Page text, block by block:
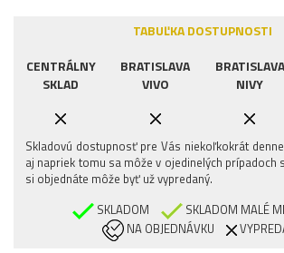
TABUĽKA DOSTUPNOSTI
CENTRÁLNY
SKLAD
BRATISLAVA
VIVO
BRATISLAVA
NIVY
Skladovú dostupnosť pre Vás niekoľkokrát
aj napriek tomu sa môže v ojedinelých prípadoch
si objednáte môže byť už vypredaný.
SKLADOM
SKLADOM MALÉ
NA OBJEDNÁVKU